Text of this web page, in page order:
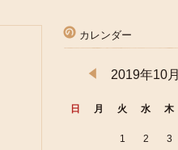
カレンダー
2019年10月
日 月 火 水 木
1 2 3